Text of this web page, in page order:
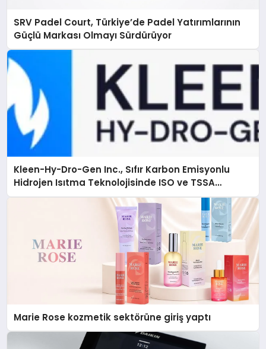
SRV Padel Court, Türkiye’de Padel Yatırımlarının
Güçlü Markası Olmayı Sürdürüyor
Kleen-Hy-Dro-Gen Inc., Sıfır Karbon Emisyonlu
Hidrojen Isıtma Teknolojisinde ISO ve TSSA
Düzenleyici Onaylarını Aldı
Marie Rose kozmetik sektörüne giriş yaptı